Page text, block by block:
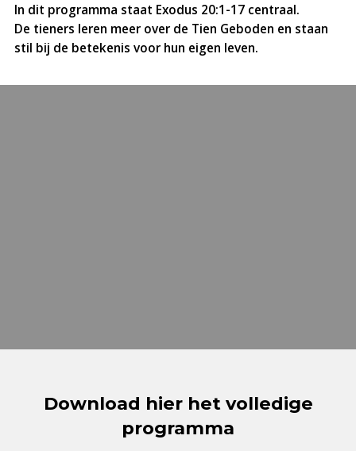
In dit programma staat Exodus 20:1-17 centraal.
De tieners leren meer over de Tien Geboden en staan
stil bij de betekenis voor hun eigen leven.
Download hier het volledige
programma